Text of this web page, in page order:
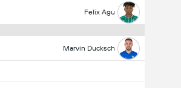
Felix Agu
Marvin Ducksch